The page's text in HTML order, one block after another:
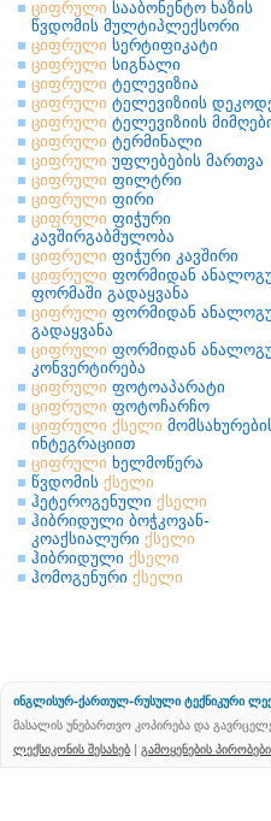
ციფრული სააბონენტო ხაზის
წვდომის მულტიპლექსორი
ციფრული სერტიფიკატი
ციფრული სიგნალი
ციფრული ტელევიზია
ციფრული ტელევიზიის
ციფრული ტელევიზიის
ციფრული ტერმინალი
ციფრული უფლებების მართვა
ციფრული ფილტრი
ციფრული ფირი
ციფრული ფიჭური
კავშირგაბმულობა
ციფრული ფიჭური კავშირი
ციფრული ფორმიდან
ფორმაში გადაყვანა
ციფრული ფორმიდან
გადაყვანა
ციფრული ფორმიდან
კონვერტირება
ციფრული ფოტოაპარატი
ციფრული ფოტოჩარჩო
ციფრული ქსელი
ინტეგრაციით
ციფრული ხელმოწერა
წვდომის ქსელი
ჰეტეროგენული ქსელი
ჰიბრიდული ბოჭკოვან-
კოაქსიალური ქსელი
ჰიბრიდული ქსელი
ჰომოგენური ქსელი
ინგლისურ-ქართულ-რუსული ტექნიკური
მასალის უნებართვო კოპირება და
ლექსიკონის შესახებ | გამოყენების პირობები